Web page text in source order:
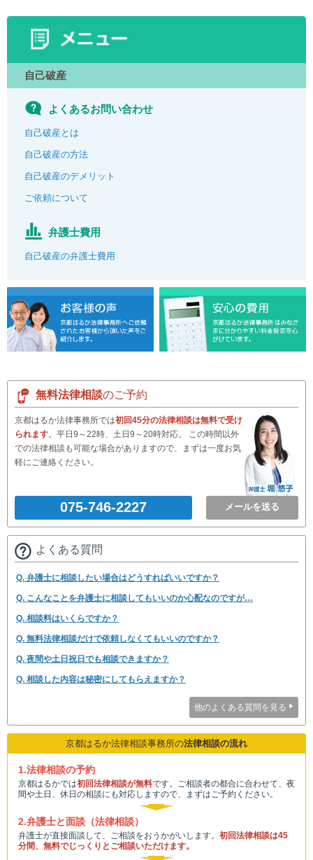
自己破産
よくあるお問い合わせ
自己破産とは
自己破産の方法
自己破産のデメリット
ご依頼について
弁護士費用
自己破産の弁護士費用
無料法律相談のご予約
京都はるか法律事務所では初回45分の法律相談は無料で受け
られます。平日9～22時、土日9～20時対応。 この時間以外
での法律相談も可能な場合がありますので、まずは一度お気
軽にご連絡ください。
075-746-2227 メールを送る
よくある質問
Q. 弁護士に相談したい場合はどうすればいいですか？
Q. こんなことを弁護士に相談してもいいのか心配なのですが…
Q. 相談料はいくらですか？
Q. 無料法律相談だけで依頼しなくてもいいのですか？
Q. 夜間や土日祝日でも相談できますか？
Q. 相談した内容は秘密にしてもらえますか？
他のよくある質問を見る
京都はるか法律相談事務所の法律相談の流れ
1.法律相談の予約
京都はるかでは初回法律相談が無料です。ご相談者の都合に合わせて、夜
間や土日、休日の相談にも対応しますので、まずはご予約ください。
2.弁護士と面談（法律相談）
弁護士が直接面談して、ご相談をおうかがいします。 初回法律相談は45
分間、無料でじっくりとご相談いただけます。